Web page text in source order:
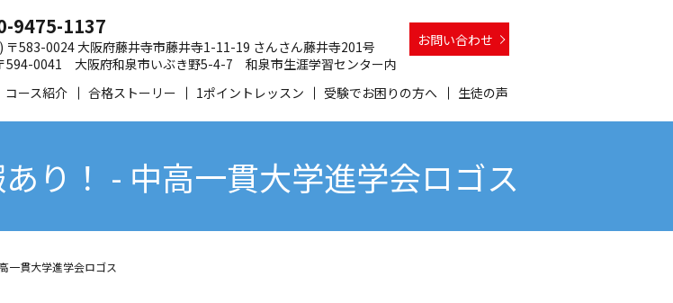
コース紹介 合格ストーリー 1ポイントレッスン 受験でお困りの方へ 生徒の声
9475-1137
〒583-0024 大阪府藤井寺市藤井寺1-11-19 さんさん藤井寺201号
594-0041 大阪府和泉市いぶき野5-4-7 和泉市生涯学習センター内
お問い合わせ
り！ - 中高一貫大学進学会ロゴス
一貫大学進学会ロゴス